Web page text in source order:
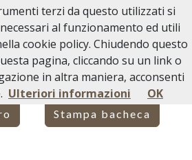
FRANCESCA DEBERNARDI
Stampa bacheca
terzi da questo utilizzati si
al funzionamento ed utili
cookie policy. Chiudendo questo
pagina, cliccando su un link o
in altra maniera, acconsenti
Ulteriori informazioni OK